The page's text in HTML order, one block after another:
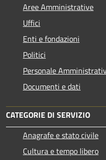
Aree Amministrative
Uffici
Enti e fondazioni
Politici
Personale
Documenti e dati
CATEGORIE DI SERVIZIO
Anagrafe e stato civile
Cultura e tempo libero